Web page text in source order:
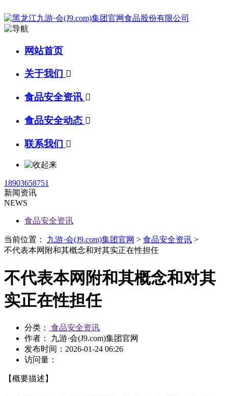
网站首页
关于我们 
食品安全资讯 
食品安全动态 
联系我们 
18903658751
新闻资讯
NEWS
食品安全资讯
当前位置： 九游·会(J9.com)集团官网 > 食品安全资讯 >
不代表本网附和其概念和对其实正在性担任
不代表本网附和其概念和对其
实正在性担任
分类：
食品安全资讯
作者： 九游·会(J9.com)集团官网
发布时间： 2026-01-24 06:26
访问量：
【概要描述】